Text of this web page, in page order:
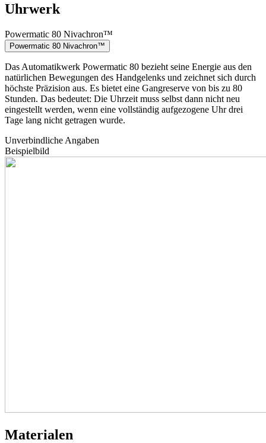
Uhrwerk
Powermatic 80 Nivachron™
Powermatic 80 Nivachron™
Das Automatikwerk Powermatic 80 bezieht seine Energie aus den
natürlichen Bewegungen des Handgelenks und zeichnet sich durch
höchste Präzision aus. Es bietet eine Gangreserve von bis zu 80
Stunden. Das bedeutet: Die Uhrzeit muss selbst dann nicht neu
eingestellt werden, wenn eine vollständig aufgezogene Uhr drei
Tage lang nicht getragen wurde.
Unverbindliche Angaben
Beispielbild
Materialen